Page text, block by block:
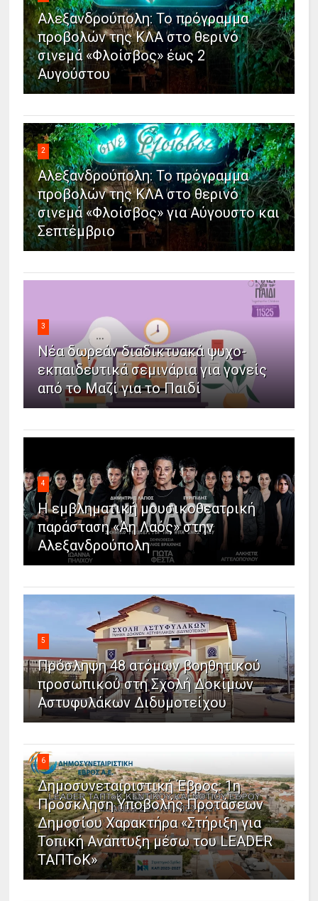
Αλεξανδρούπολη: Το πρόγραμμα
προβολών της ΚΛΑ στο θερινό
σινεμά «Φλοίσβος» έως 2
Αυγούστου
2
Αλεξανδρούπολη: Το πρόγραμμα
προβολών της ΚΛΑ στο θερινό
σινεμά «Φλοίσβος» για Αύγουστο και
Σεπτέμβριο
3
Νέα δωρεάν διαδικτυακά ψυχο-
εκπαιδευτικά σεμινάρια για γονείς
από το Μαζί για το Παιδί
4
Η εμβληματική μουσικοθεατρική
παράσταση «Άη Λαός» στην
Αλεξανδρούπολη
5
Πρόσληψη 48 ατόμων βοηθητικού
προσωπικού στη Σχολή Δοκίμων
Αστυφυλάκων Διδυμοτείχου
6
Δημοσυνεταιριστική Έβρος: 1η
Πρόσκληση Υποβολής Προτάσεων
Δημοσίου Χαρακτήρα «Στήριξη για
Τοπική Ανάπτυξη μέσω του LEADER
ΤΑΠΤοΚ»